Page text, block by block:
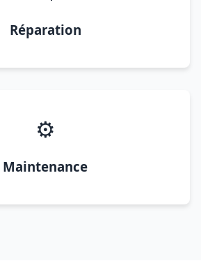
Réparation
⚙️
Maintenance